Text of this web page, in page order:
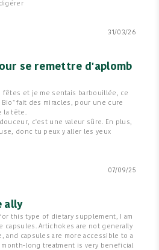
digérer
31/03/26
se remettre d'aplomb
fêtes et je me sentais barbouillée, ce
fait des miracles, pour une cure
la tête.
c'est une valeur sûre. En plus,
donc tu peux y aller les yeux
07/09/25
ally
this type of dietary supplement, I am
capsules. Artichokes are not generally
and capsules are more accessible to a
month-long treatment is very beneficial